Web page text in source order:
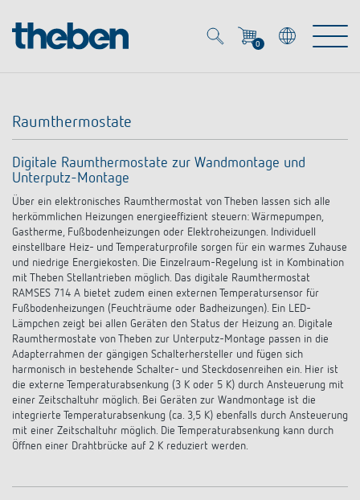
0
Produkte
KNX
Smart Home
DALI
Präsenzmelder & Bewegungsmelder
LED-Leuchten
Zeit- und Lichtsteuerung
OEM
OEM-Lösungen
Ansprechpartner OEM
OEM-Referenzen
Lösungen
Zeit- und Lichtsteuerung
DALI-2 Lichtsteuerung
KNX-Systeme
KNX Smart Home System LUXORliving
Präsenzmelder und Bewegungsmelder
LED Beleuchtung
Service
Downloads
Kataloge und Prospekte
Katalogbestellung
Unternehmen
Theben AG
News
Karriere
Karriere bei Theben
Kontakt
Technischer Support
Raumthermostate
Digitale Raumthermostate zur Wandmontage und
Unterputz-Montage
Über ein elektronisches Raumthermostat von Theben lassen sich alle
herkömmlichen Heizungen energieeffizient steuern: Wärmepumpen,
Gastherme, Fußbodenheizungen oder Elektroheizungen. Individuell
einstellbare Heiz- und Temperaturprofile sorgen für ein warmes Zuhause
und niedrige Energiekosten. Die Einzelraum-Regelung ist in Kombination
mit Theben Stellantrieben möglich. Das digitale Raumthermostat
RAMSES 714 A bietet zudem einen externen Temperatursensor für
Fußbodenheizungen (Feuchträume oder Badheizungen). Ein LED-
Lämpchen zeigt bei allen Geräten den Status der Heizung an. Digitale
Raumthermostate von Theben zur Unterputz-Montage passen in die
Adapterrahmen der gängigen Schalterhersteller und fügen sich
harmonisch in bestehende Schalter- und Steckdosenreihen ein. Hier ist
die externe Temperaturabsenkung (3 K oder 5 K) durch Ansteuerung mit
einer Zeitschaltuhr möglich. Bei Geräten zur Wandmontage ist die
integrierte Temperaturabsenkung (ca. 3,5 K) ebenfalls durch Ansteuerung
mit einer Zeitschaltuhr möglich. Die Temperaturabsenkung kann durch
Öffnen einer Drahtbrücke auf 2 K reduziert werden.